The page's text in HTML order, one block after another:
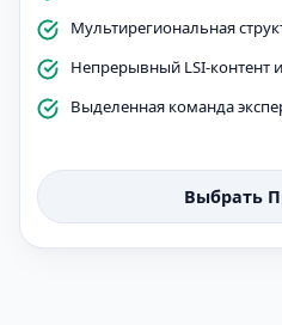
Мультирегиональная
Непрерывный LSI-контент
Выделенная команда
Выбрать